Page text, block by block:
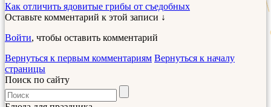
Как отличить ядовитые грибы от съедобных
Оставьте комментарий к этой записи ↓
Войти, чтобы оставить комментарий
Вернуться к первым комментариям Вернуться к началу
страницы
Поиск по сайту